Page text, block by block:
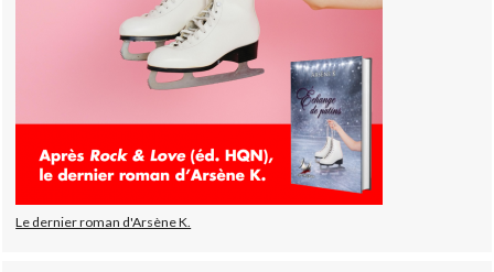
Le dernier roman d'Arsène K.